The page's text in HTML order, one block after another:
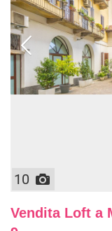
10
Vendita Loft a